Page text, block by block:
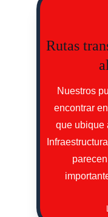
Rutas
Nuestros
encontrar
que ubique